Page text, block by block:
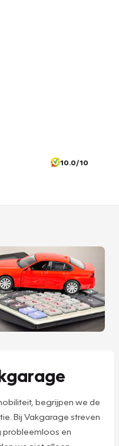
10.0/10
begrijpen we de
Bij Vakgarage streven
en